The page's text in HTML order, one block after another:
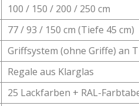
100 / 150 / 200 / 250 cm
77 / 93 / 150 cm (Tiefe 45 cm)
Griffsystem (ohne Griffe) an
Regale aus Klarglas
25 Lackfarben + RAL-